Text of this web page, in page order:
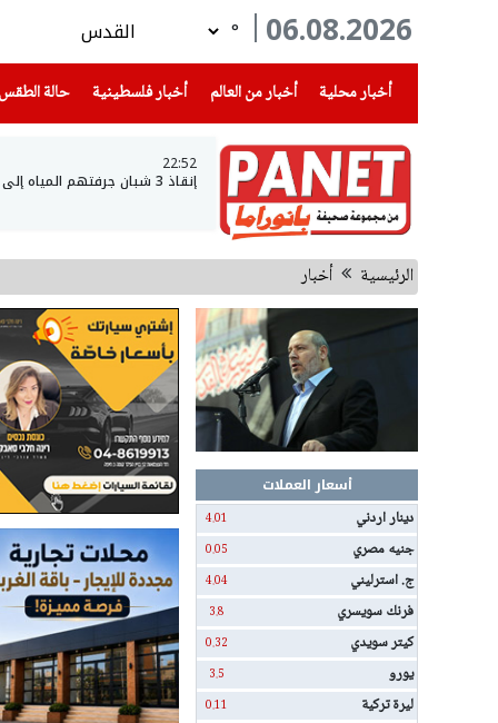
06.08.2026
°
أخبار محلية
(current) أخبار من العالم أخبار فلسطينية(current) حالة الطقس
22:52
إنقاذ 3 شبان جرفتهم المياه إلى عمق بحيرة طبريا
الرئيسية أخبار
أسعار العملات
دينار اردني
4.01
جنيه مصري 0.05
ج. استرليني 4.04
فرنك سويسري 3.8
كيتر سويدي 0.32
يورو 3.5
ليرة تركية 0.11